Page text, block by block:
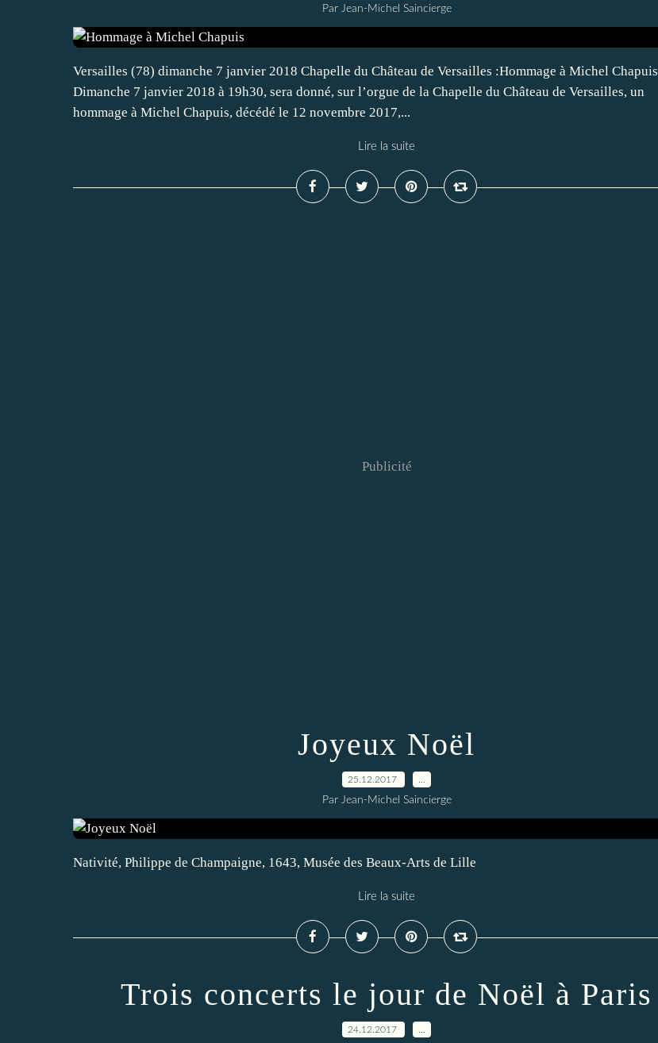
Par Jean-Michel Saincierge
Versailles (78) dimanche 7 janvier 2018 Chapelle du Château de Versailles :Hommage à Michel Chapuis
Dimanche 7 janvier 2018 à 19h30, sera donné, sur l’orgue de la Chapelle du Château de Versailles, un
hommage à Michel Chapuis, décédé le 12 novembre 2017,...
Lire la suite
Publicité
Joyeux Noël
25.12.2017
Par Jean-Michel Saincierge
Nativité, Philippe de Champaigne, 1643, Musée des Beaux-Arts de Lille
Lire la suite
Trois concerts le jour de Noël à Paris
24.12.2017